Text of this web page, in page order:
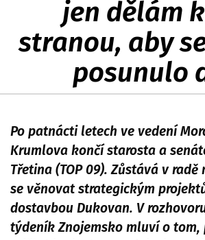
jen dělám
stranou, aby
posunulo
Po patnácti letech ve vedení
Krumlova končí starosta a
Třetina (TOP 09). Zůstává v radě
se věnovat strategickým
dostavbou Dukovan. V
týdeník Znojemsko mluví o tom,